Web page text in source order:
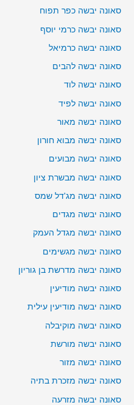
סאונה יבשה כפר תפוח
סאונה יבשה כרמי יוסף
סאונה יבשה כרמיאל
סאונה יבשה להבים
סאונה יבשה לוד
סאונה יבשה לפיד
סאונה יבשה מאור
סאונה יבשה מבוא חורון
סאונה יבשה מבועים
סאונה יבשה מבשרת ציון
סאונה יבשה מג'דל שמס
סאונה יבשה מגדים
סאונה יבשה מגדל העמק
סאונה יבשה מגשימים
סאונה יבשה מדרשת בן גוריון
סאונה יבשה מודיעין
סאונה יבשה מודיעין עילית
סאונה יבשה מוקיבלה
סאונה יבשה מורשת
סאונה יבשה מזור
סאונה יבשה מזכרת בתיה
סאונה יבשה מזרעה